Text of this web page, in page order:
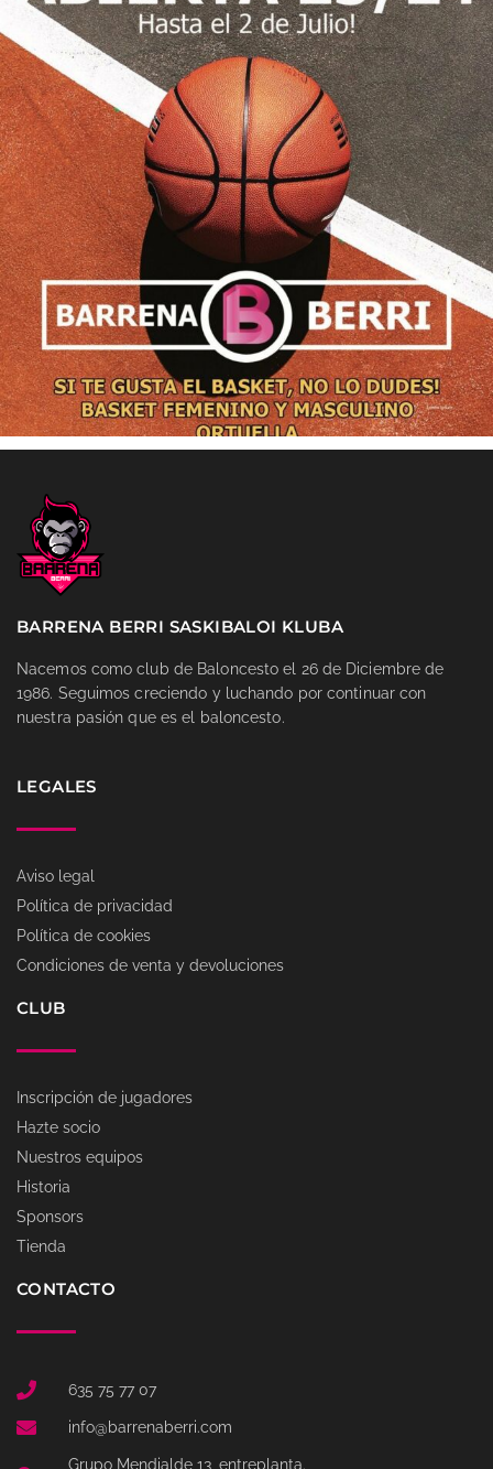
BARRENA BERRI SASKIBALOI KLUBA
Nacemos como club de Baloncesto el 26 de Diciembre de
1986. Seguimos creciendo y luchando por continuar con
nuestra pasión que es el baloncesto.
LEGALES
Aviso legal
Política de privacidad
Política de cookies
Condiciones de venta y devoluciones
CLUB
Inscripción de jugadores
Hazte socio
Nuestros equipos
Historia
Sponsors
Tienda
CONTACTO
635 75 77 07
info@barrenaberri.com
Grupo Mendialde 13, entreplanta.